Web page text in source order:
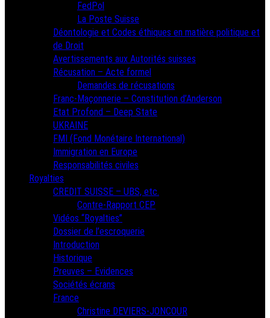
FedPol
La Poste Suisse
Déontologie et Codes éthiques en matière politique et
de Droit
Avertissements aux Autorités suisses
Récusation – Acte formel
Demandes de récusations
Franc-Maçonnerie – Constitution d’Anderson
Etat Profond – Deep State
UKRAINE
FMI (Fond Monétaire International)
Immigration en Europe
Responsabilités civiles
Royalties
CREDIT SUISSE – UBS, etc.
Contre-Rapport CEP
Vidéos “Royalties”
Dossier de l’escroquerie
Introduction
Historique
Preuves – Evidences
Sociétés écrans
France
Christine DEVIERS-JONCOUR